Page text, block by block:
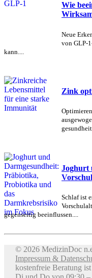
Wie
Neue
von GLP-
kann....
Zink
Joghurt
Schlaf ist
gegenseitig beeinflussen....
© 2026 MedizinDoc
Impressum &
kostenfreie Beratung